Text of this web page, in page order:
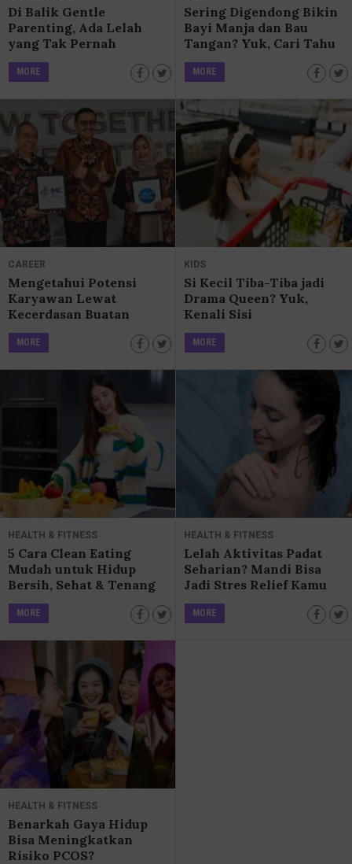
Di Balik Gentle
Parenting, Ada Lelah
yang Tak Pernah
Terbanding
MORE
Sering Digendong Bikin
Bayi Manja dan Bau
Tangan? Yuk, Cari Tahu
Faktanya!
MORE
CAREER
Mengetahui Potensi
Karyawan Lewat
Kecerdasan Buatan
otaQku
MORE
KIDS
Si Kecil Tiba-Tiba jadi
Drama Queen? Yuk,
Kenali Sisi
Emosionalnya!
MORE
HEALTH & FITNESS
5 Cara Clean Eating
Mudah untuk Hidup
Bersih, Sehat & Tenang
MORE
HEALTH & FITNESS
Lelah Aktivitas Padat
Seharian? Mandi Bisa
Jadi Stres Relief Kamu
MORE
HEALTH & FITNESS
Benarkah Gaya Hidup
Bisa Meningkatkan
Risiko PCOS?